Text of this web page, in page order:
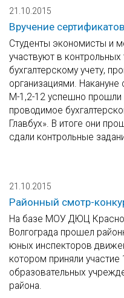
21.10.2015
Вручение
Студенты экономисты и
участвуют в
бухгалтерскому учету,
организациями.
М-1,2-12 успешно прошли
проводимое
Главбух». В итоге они
сдали контрольные
21.10.2015
Районный смотр-
На базе МОУ ДЮЦ
Волгограда прошел
юных инспекторов
котором приняли
образовательных
района.